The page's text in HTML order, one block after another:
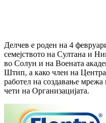
Делчев е роден на 4
семејството на Султана и
во Солун и на Воената
Штип, а како член на
работел на создавање
чети на Организацијата.